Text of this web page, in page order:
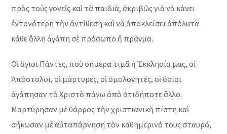
πρὸς τοὺς γονεῖς καὶ τὰ παιδιά, ἀκριβῶς γιὰ νὰ κάνει
ἐντονότερη τὴν ἀντίθεση καὶ νὰ ἀποκλείσει ἀπόλυτα
κάθε ἄλλη ἀγάπη σὲ πρόσωπο ἢ πρᾶγμα.
Οἱ ἅγιοι Πάντες, ποὺ σήμερα τιμᾶ ἡ Ἐκκλησία μας, οἱ
Ἀπόστολοι, οἱ μάρτυρες, οἱ ὁμολογητές, οἱ ὅσιοι
ἀγάπησαν τὸ Χριστὸ πάνω ἀπὸ ὁτιδήποτε ἄλλο.
Μαρτύρησαν μὲ θάρρος τὴν χριστιανικὴ πίστη καὶ
σήκωσαν μὲ αὐταπάρνηση τὸν καθημερινό τους σταυρό,